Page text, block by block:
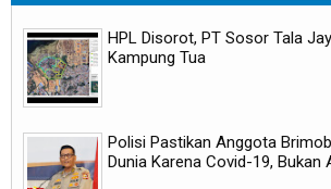
HPL Disorot, PT Sosor Tala
Kampung Tua
Polisi Pastikan Anggota
Dunia Karena Covid-19, Bukan